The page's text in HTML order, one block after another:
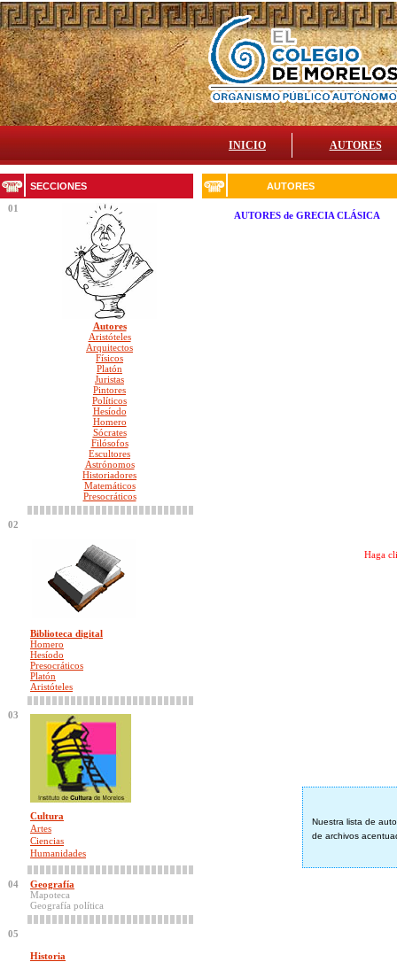
INICIO AUTORES
SECCIONES
01
Autores
Aristóteles
Arquitectos
Físicos
Platón
Juristas
Pintores
Políticos
Hesíodo
Homero
Sócrates
Filósofos
Escultores
Astrónomos
Historiadores
Matemáticos
Presocráticos
02
Biblioteca digital
Homero
Hesíodo
Presocráticos
Platón
Aristóteles
03
Cultura
Artes
Ciencias
Humanidades
04
Geografía
Mapoteca
Geografía política
05
Historia
AUTORES
AUTORES de GRECIA CLÁSICA
Haga
Nuestra lista de
de archivos